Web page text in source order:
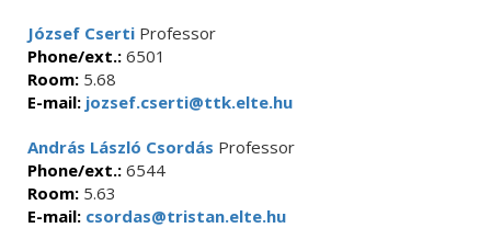
József Cserti Professor
Phone/ext.: 6501
Room: 5.68
E-mail: jozsef.cserti@ttk.elte.hu
András László Csordás Professor
Phone/ext.: 6544
Room: 5.63
E-mail: csordas@tristan.elte.hu